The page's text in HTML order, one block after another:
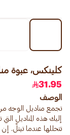
كلينكس، عبوة
31.95
الوصف
إليك هذه المناديل
تتحللها عندما تبتلّ.